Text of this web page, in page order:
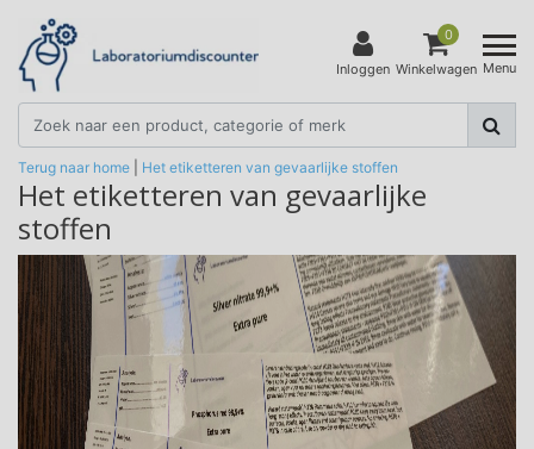
Inloggen
0
Winkelwagen Menu
Terug naar home Het etiketteren van gevaarlijke stoffen
Het etiketteren van gevaarlijke
stoffen